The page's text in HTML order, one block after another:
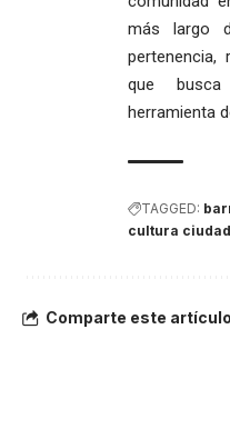
más largo
pertenencia,
que
herramienta
TAGGED:
cultura
Comparte este artículo